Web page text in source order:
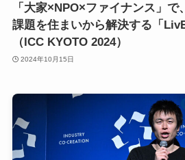
「大家×NPO×ファイナンス」
課題を住まいから解決する「
（ICC KYOTO 2024）
2024年10月15日